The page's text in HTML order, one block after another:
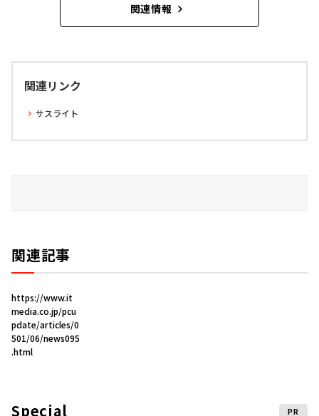
関連情報
関連リンク
サスライト
関連記事
https://www.it
media.co.jp/pcu
pdate/articles/0
501/06/news095
.html
Special PR